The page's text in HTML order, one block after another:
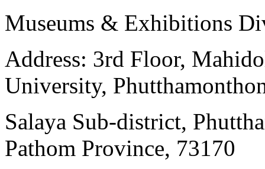
Museums & Exhibitions
Address: 3rd Floor,
University,
Salaya Sub-district,
Pathom Province, 73170